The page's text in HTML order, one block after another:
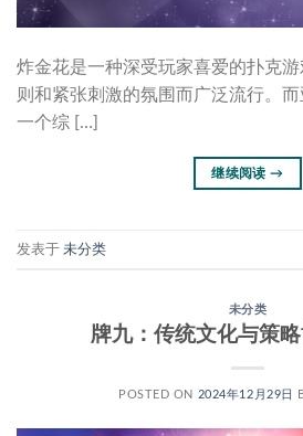
炸金花是一种深受玩家喜爱的扑克
则和紧张刺激的氛围而广泛流行。
一个综 […]
继续阅读→
发表于 未分类
未分类
牌九：传统文化与策
POSTED ON 2024年12月29日